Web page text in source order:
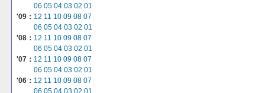
06 05 04 03 02 01
'09： 12 11 10 09 08 07
06 05 04 03 02 01
'08： 12 11 10 09 08 07
06 05 04 03 02 01
'07： 12 11 10 09 08 07
06 05 04 03 02 01
'06： 12 11 10 09 08 07
06 05 04 03 02 01